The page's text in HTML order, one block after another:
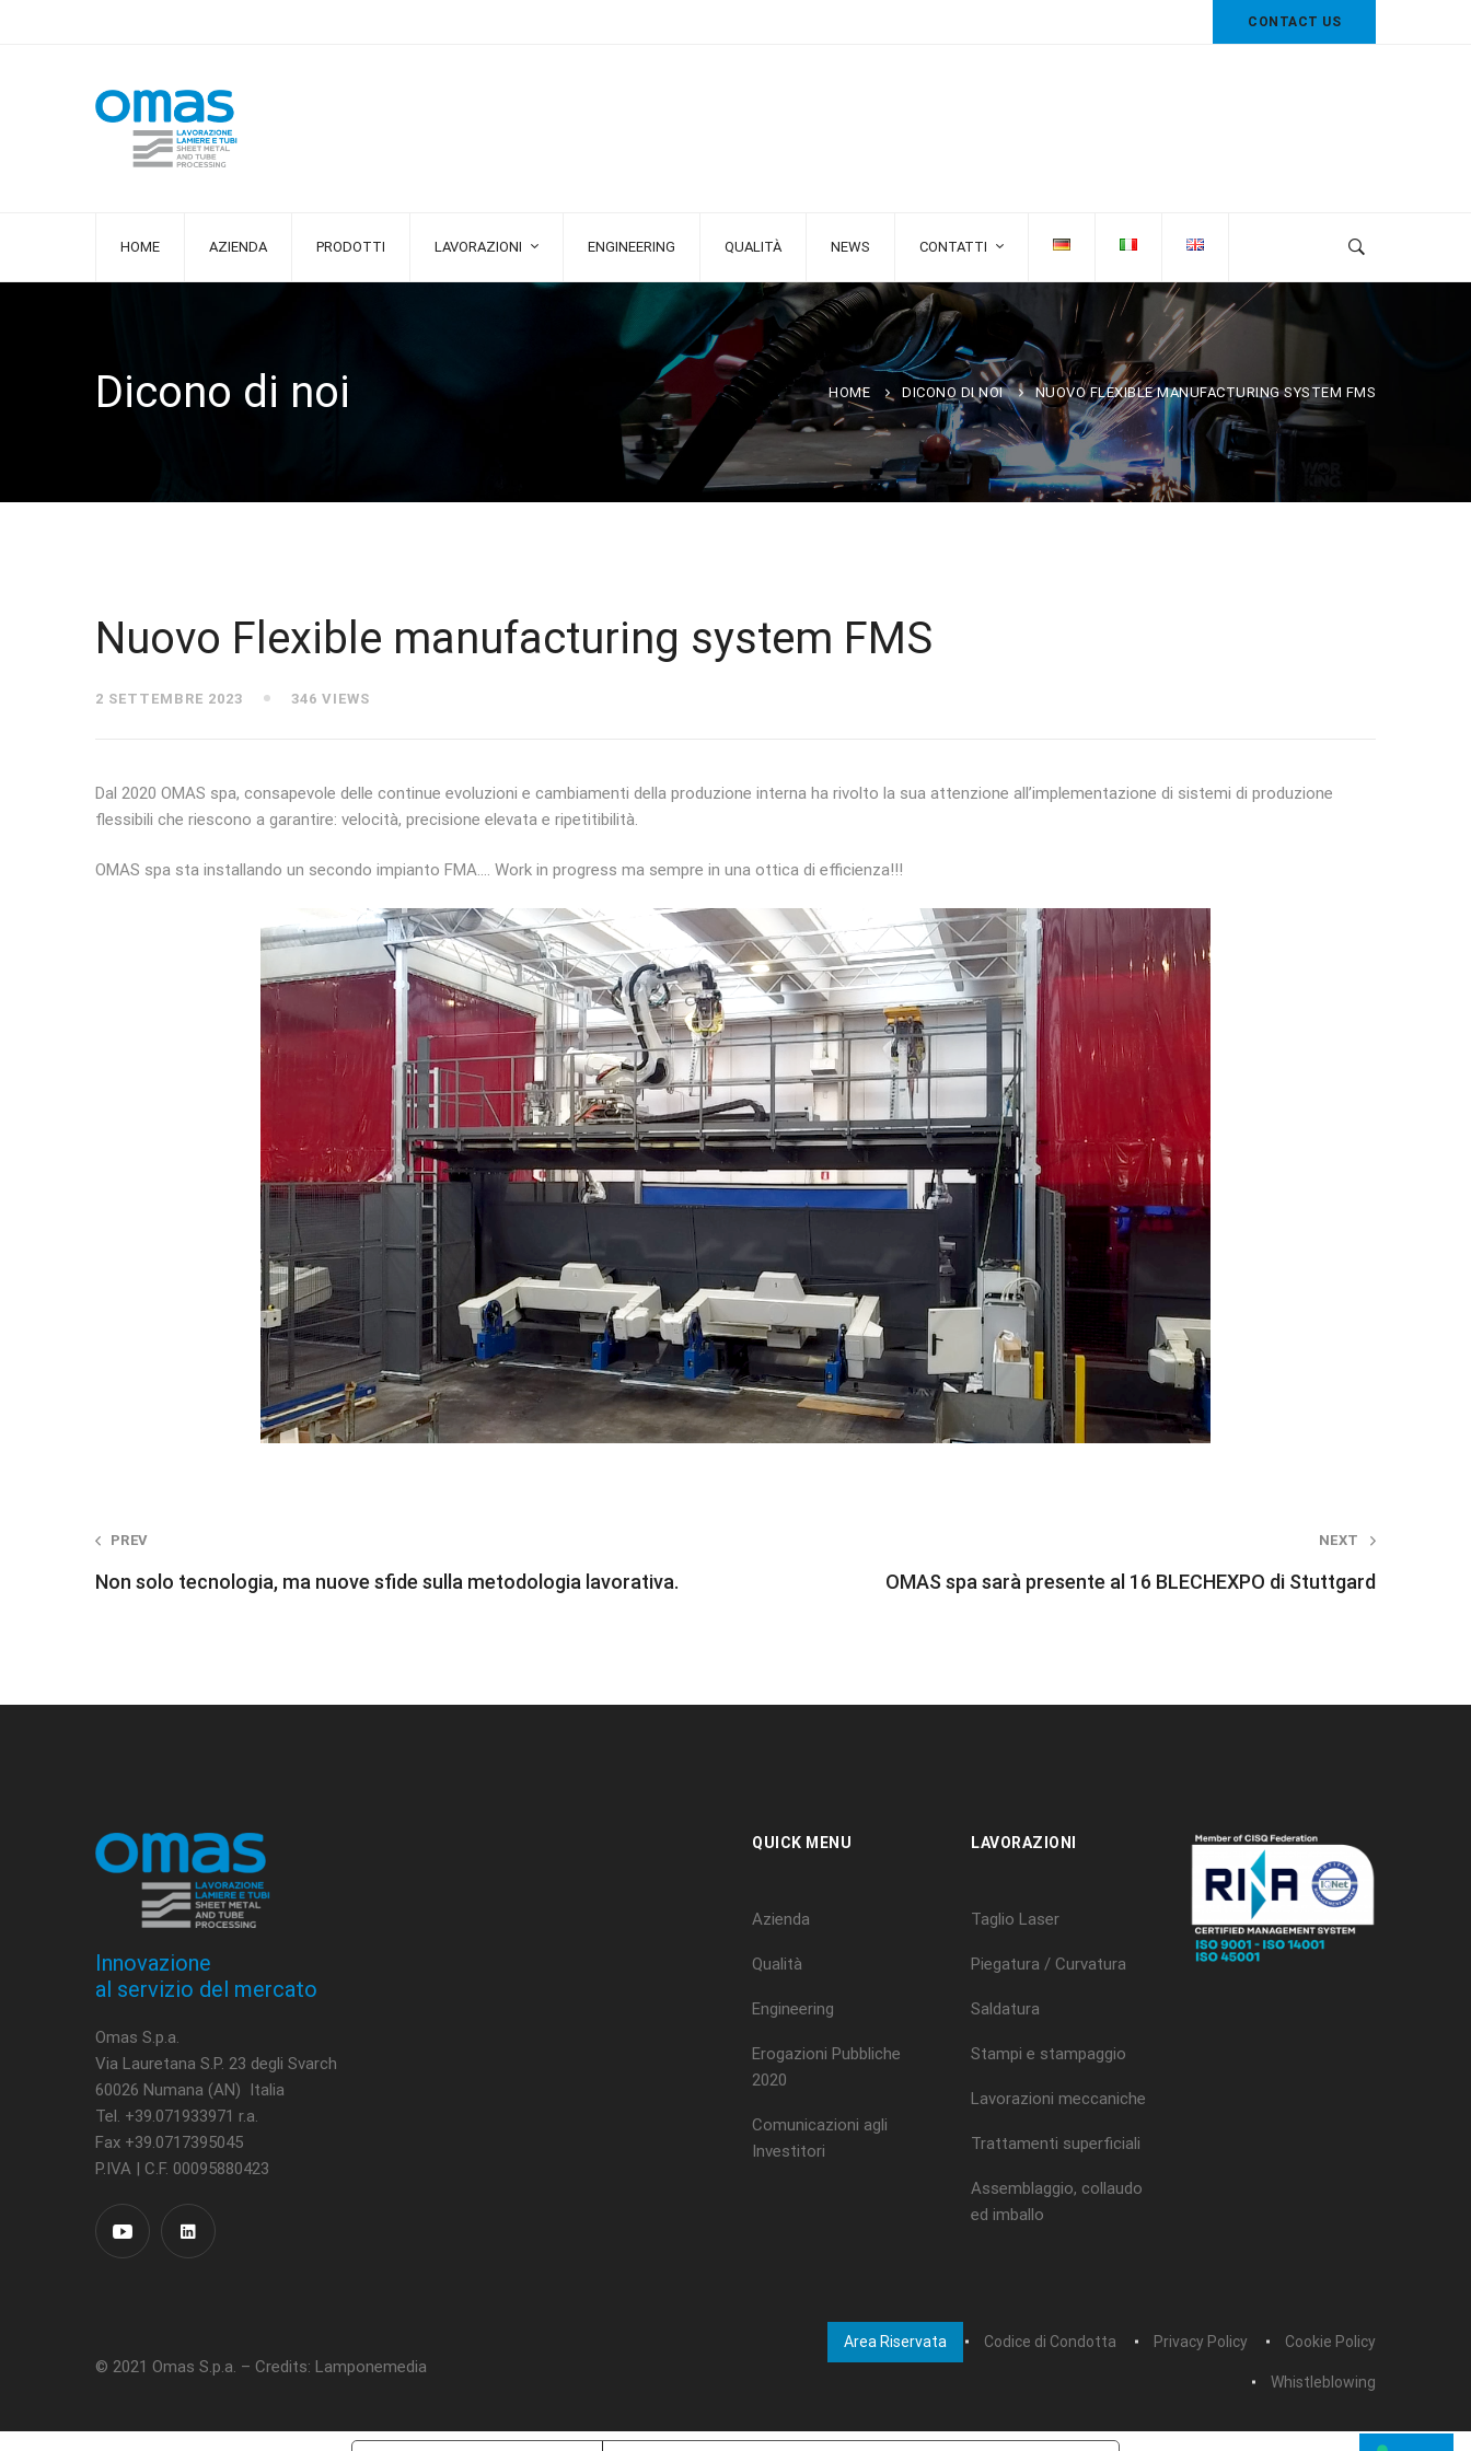
CONTACT US
HOME AZIENDA PRODOTTI LAVORAZIONI ENGINEERING QUALITÀ NEWS CONTATTI
Dicono di noi HOME DICONO DI NOI NUOVO FLEXIBLE MANUFACTURING SYSTEM FMS
Nuovo Flexible manufacturing system FMS
2 SETTEMBRE 2023 346 VIEWS
Dal 2020 OMAS spa, consapevole delle continue evoluzioni e cambiamenti della produzione interna ha rivolto la sua attenzione all’implementazione di sistemi di produzione
flessibili che riescono a garantire: velocità, precisione elevata e ripetitibilità.
OMAS spa sta installando un secondo impianto FMA…. Work in progress ma sempre in una ottica di efficienza!!!
Post
navigation
PREV
Non solo tecnologia, ma nuove sfide sulla metodologia lavorativa.
NEXT
OMAS spa sarà presente al 16 BLECHEXPO di Stuttgard
Innovazione
al servizio del mercato
Omas S.p.a.
Via Lauretana S.P. 23 degli Svarch
60026 Numana (AN) Italia
Tel. +39.071933971 r.a.
Fax +39.0717395045
P.IVA | C.F. 00095880423
QUICK MENU
Azienda
Qualità
Engineering
Erogazioni Pubbliche
2020
Comunicazioni agli
Investitori
LAVORAZIONI
Taglio Laser
Piegatura / Curvatura
Saldatura
Stampi e stampaggio
Lavorazioni meccaniche
Trattamenti superficiali
Assemblaggio, collaudo
ed imballo
© 2021 Omas S.p.a. – Credits: Lamponemedia
Area Riservata Codice di Condotta Privacy Policy Cookie Policy
Whistleblowing